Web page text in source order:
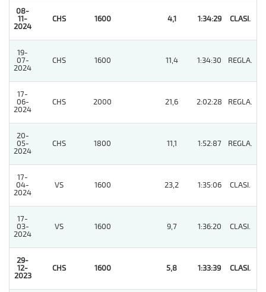
08-
11-
2024
CHS 1600 4,1 1:34:29 CLASI.
19-
07-
2024
CHS 1600 11,4 1:34:30 REGLA.
17-
06-
2024
CHS 2000 21,6 2:02:28 REGLA.
20-
05-
2024
CHS 1800 11,1 1:52:87 REGLA.
17-
04-
2024
VS 1600 23,2 1:35:06 CLASI.
17-
03-
2024
VS 1600 9,7 1:36:20 CLASI.
29-
12-
2023
CHS 1600 5,8 1:33:39 CLASI.